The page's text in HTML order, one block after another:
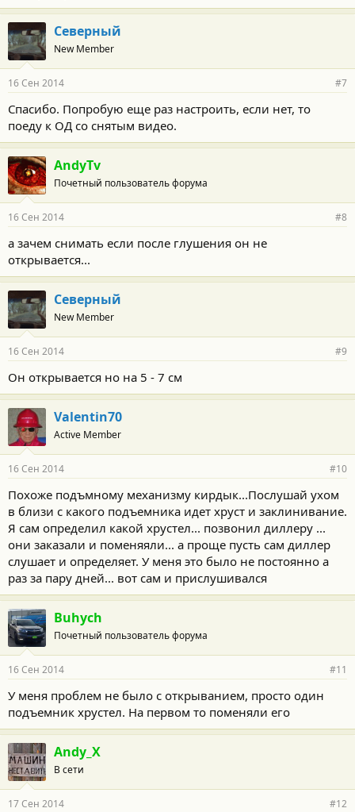
Северный
New Member
16 Сен 2014 #7
Спасибо. Попробую еще раз настроить, если нет, то
поеду к ОД со снятым видео.
AndyTv
Почетный пользователь форума
16 Сен 2014 #8
а зачем снимать если после глушения он не
открывается...
Северный
New Member
16 Сен 2014 #9
Он открывается но на 5 - 7 см
Valentin70
Active Member
16 Сен 2014 #10
Похоже подъмному механизму кирдык...Послушай ухом
в близи с какого подъемника идет хруст и заклинивание.
Я сам определил какой хрустел... позвонил диллеру ...
они заказали и поменяяли... а проще пусть сам диллер
слушает и определяет. У меня это было не постоянно а
раз за пару дней... вот сам и прислушивался
Buhych
Почетный пользователь форума
16 Сен 2014 #11
У меня проблем не было с открыванием, просто один
подъемник хрустел. На первом то поменяли его
Andy_X
В сети
17 Сен 2014 #12